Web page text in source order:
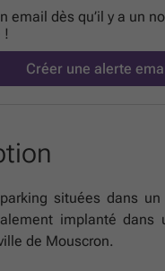
email dès qu’il y a un
!
Créer une alerte
situées dans un
implanté dans
de Mouscron.